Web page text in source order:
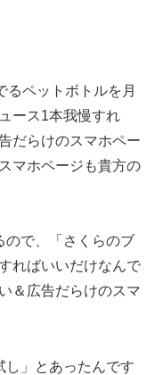
るペットボトルを月
ース1本我慢すれ
だらけのスマホペー
マホページも貴方の
ので、「さくらのブ
ればいいだけなんで
＆広告だらけのスマ
し」とあったんです